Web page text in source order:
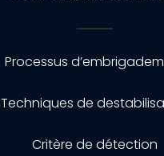
Processus
Techniques de
Critère de détection